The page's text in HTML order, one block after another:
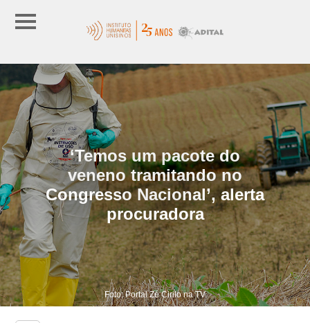
‘Temos um pacote do
veneno tramitando no
Congresso Nacional’, alerta
procuradora
Foto: Portal Zé Cirilo na TV